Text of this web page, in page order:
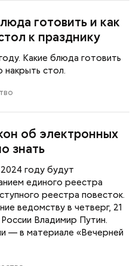
готовить и как
к празднику
Какие блюда готовить
накрыть стол.
об электронных
знать
году будут
единого реестра
реестра повесток.
ведомству в четверг, 21
Владимир Путин.
— в материале «Вечерней